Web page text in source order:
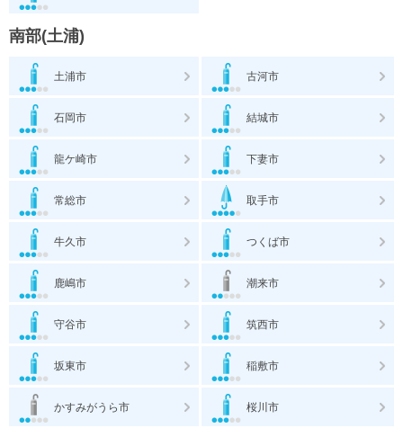
南部(土浦)
土浦市 古河市
石岡市 結城市
龍ケ崎市 下妻市
常総市 取手市
牛久市 つくば市
鹿嶋市 潮来市
守谷市 筑西市
坂東市 稲敷市
かすみがうら市 桜川市